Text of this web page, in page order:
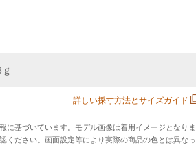
詳しい採寸方法とサイズガイド
に基づいています。モデル画像は着用イメージとなりま
ください。画面設定等により実際の商品の色とは異なっ